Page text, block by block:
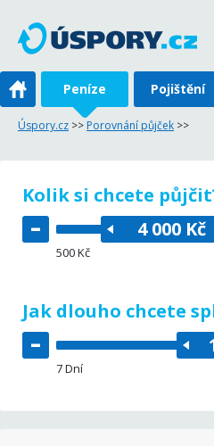
Peníze Pojištění
Úspory.cz >> Porovnání půjček >>
Kolik si chcete
500 Kč
4 000 Kč
–
Jak dlouho chcete
7 Dní
–